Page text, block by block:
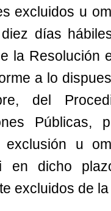
excluidos u
días
la Resolución
a lo
del
exclusión u
en dicho
excluidos de